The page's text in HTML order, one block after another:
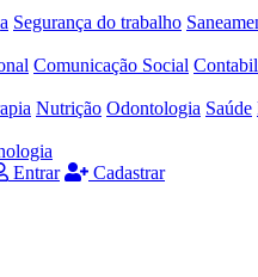
Segurança do trabalho
Comunicação Social
Nutrição Odontologia Saúde
Entrar Cadastrar